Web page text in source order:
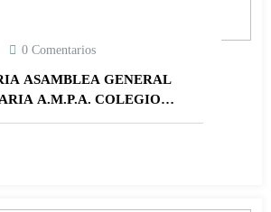
0 Comentarios
ASAMBLEA GENERAL
A.M.P.A. COLEGIO
SEVILLA